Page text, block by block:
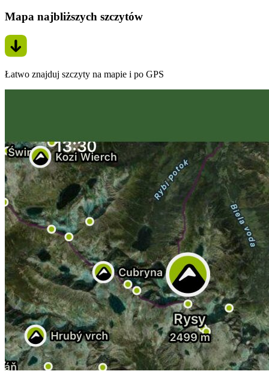
Mapa najbliższych szczytów
Łatwo znajduj szczyty na mapie i po GPS